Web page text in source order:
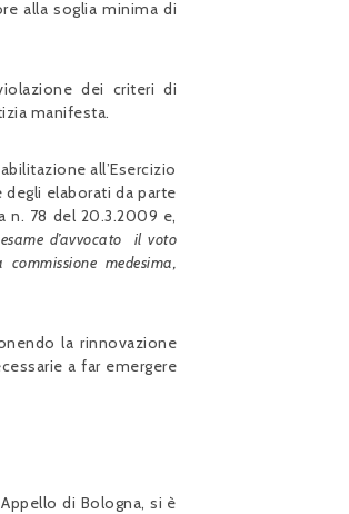
alla soglia minima di
dei criteri di
manifesta.
all’Esercizio
elaborati da parte
n. 78 del 20.3.2009 e,
d’avvocato il voto
medesima,
la rinnovazione
a far emergere
di Bologna, si è